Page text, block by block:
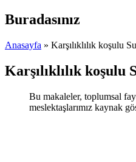
Buradasınız
Anasayfa » Karşılıklılık koşulu
Karşılıklılık koşulu
Bu makaleler, toplumsal
meslektaşlarımız kaynak